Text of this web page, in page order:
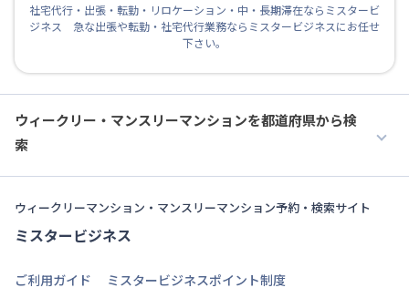
社宅代行・出張・転勤・リロケーション・中・長期滞在ならミスタービ
ジネス 急な出張や転勤・社宅代行業務ならミスタービジネスにお任せ
下さい。
ウィークリー・マンスリーマンションを都道府県から検
索
ウィークリーマンション・マンスリーマンション予約・検索サイト
ミスタービジネス
ご利用ガイド
ミスタービジネスポイント制度